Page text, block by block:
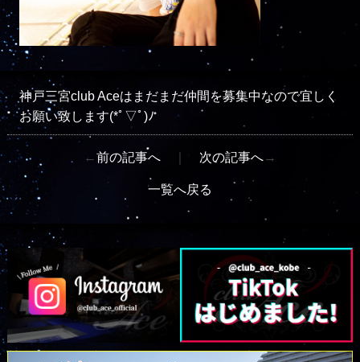
神戸三宮club Aceはまだまだ仲間を募集中なので宜しく
お願い致します(*ﾟ▽ﾟ)ﾉ
←前の記事へ 次の記事へ→
一覧へ戻る